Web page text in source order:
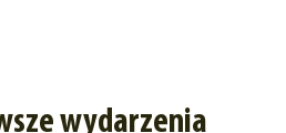
wydarzenia